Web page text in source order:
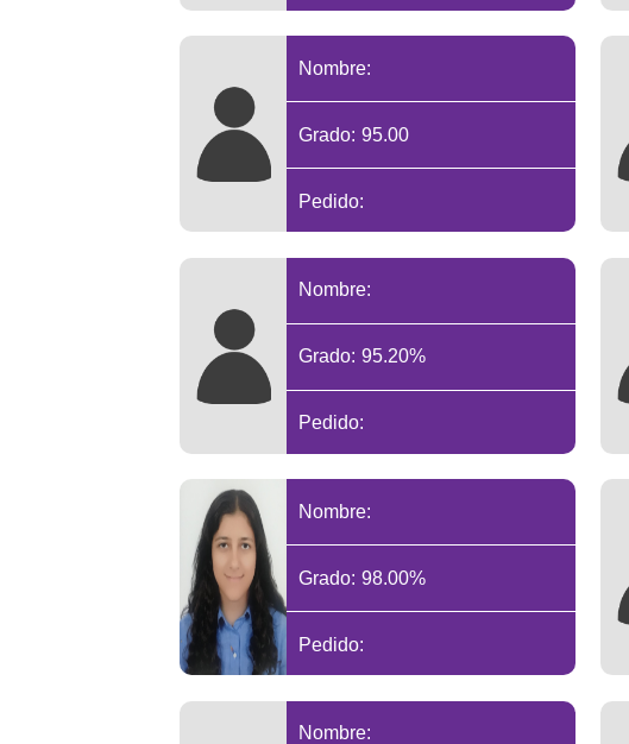
Nombre:
Grado: 95.00
Pedido:
Nombre:
Grado: 95.20%
Pedido:
Nombre:
Grado: 98.00%
Pedido:
Nombre: